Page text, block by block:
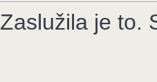
Zaslužila je to.